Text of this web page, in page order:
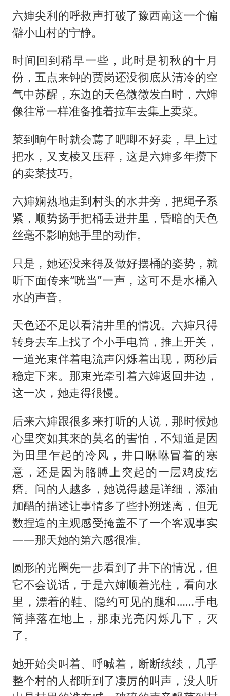
六婶尖利的呼救声打破了豫西南这一个偏
僻小山村的宁静。
时间回到稍早一些，此时是初秋的十月
份，五点来钟的贾岗还没彻底从清冷的空
气中苏醒，东边的天色微微发白时，六婶
像往常一样准备推着拉车去集上卖菜。
菜到晌午时就会蔫了吧唧不好卖，早上过
把水，又支棱又压秤，这是六婶多年攒下
的卖菜技巧。
六婶娴熟地走到村头的水井旁，把绳子系
紧，顺势扬手把桶丢进井里，昏暗的天色
丝毫不影响她手里的动作。
只是，她还没来得及做好摆桶的姿势，就
听下面传来“咣当”一声，这可不是水桶入
水的声音。
天色还不足以看清井里的情况。六婶只得
转身去车上找了个小手电筒，推上开关，
一道光束伴着电流声闪烁着出现，两秒后
稳定下来。那束光牵引着六婶返回井边，
这一次，她走得很慢。
后来六婶跟很多来打听的人说，那时候她
心里突如其来的莫名的害怕，不知道是因
为田里乍起的冷风，井口咻咻冒着的寒
意，还是因为胳膊上突起的一层鸡皮疙
瘩。问的人越多，她说得越是详细，添油
加醋的描述让事情多了些扑朔迷离，但无
数捏造的主观感受掩盖不了一个客观事实
——那天她的第六感很准。
圆形的光圈先一步看到了井下的情况，但
它不会说话，于是六婶顺着光柱，看向水
里，漂着的鞋、隐约可见的腿和……手电
筒摔落在地上，那束光亮闪烁几下，灭
了。
她开始尖叫着、呼喊着，断断续续，几乎
整个村的人都听到了凄厉的叫声，没人听